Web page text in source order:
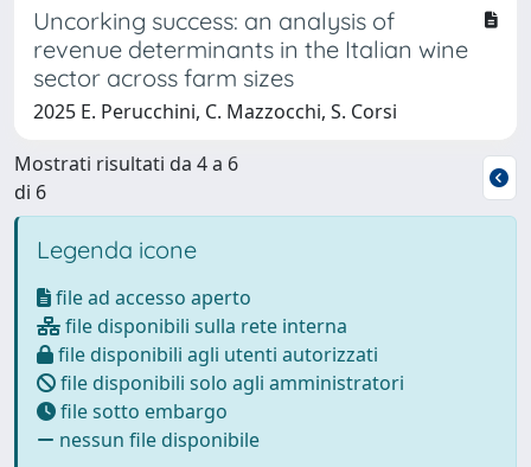
Uncorking success: an analysis of
revenue determinants in the Italian wine
sector across farm sizes
2025 E. Perucchini, C. Mazzocchi, S. Corsi
Mostrati risultati da 4 a 6
di 6
Legenda icone
file ad accesso aperto
file disponibili sulla rete interna
file disponibili agli utenti autorizzati
file disponibili solo agli amministratori
file sotto embargo
nessun file disponibile